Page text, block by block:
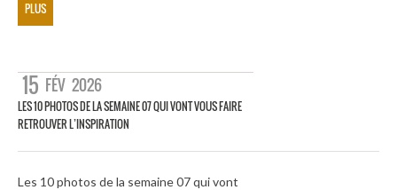
PLUS
15 FÉV 2026
LES 10 PHOTOS DE LA SEMAINE 07 QUI VONT VOUS FAIRE
RETROUVER L’INSPIRATION
Les 10 photos de la semaine 07 qui vont